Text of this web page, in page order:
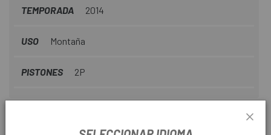
TEMPORADA 2014
USO Montaña
PISTONES 2P